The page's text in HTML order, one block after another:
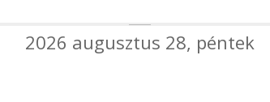
2026 augusztus 28, péntek